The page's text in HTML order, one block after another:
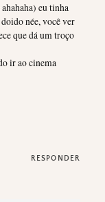
eu tinha
née, você ver
que dá um troço
ir ao cinema
RESPONDER